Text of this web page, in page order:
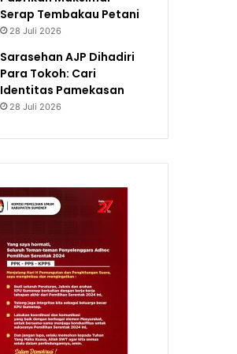
Serap Tembakau Petani
28 Juli 2026
Sarasehan AJP Dihadiri
Para Tokoh: Cari
Identitas Pamekasan
28 Juli 2026